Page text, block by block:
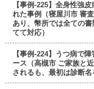
【事例-225】全身性強
れた事例（寝屋川市 審
あり、幣所では全ての
てて対応）
【事例-224】うつ病で
ース（高槻市 ご家族と
されるも、最初は診断名